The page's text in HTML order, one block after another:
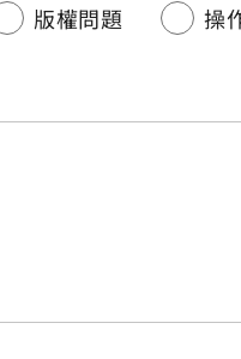
版權問題 操